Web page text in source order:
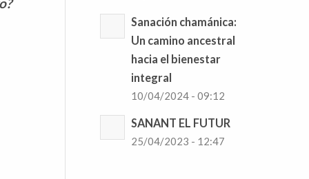
Sanación chamánica:
Un camino ancestral
hacia el bienestar
integral
10/04/2024 - 09:12
SANANT EL FUTUR
25/04/2023 - 12:47